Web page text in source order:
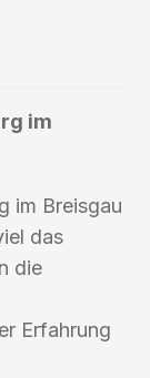
im
im Breisgau
das
die
Erfahrung